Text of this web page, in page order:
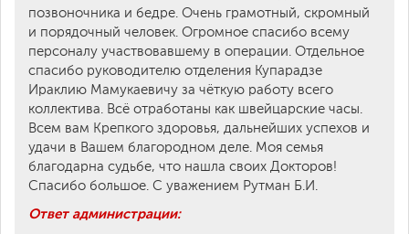
позвоночника и бедре. Очень грамотный, скромный
и порядочный человек. Огромное спасибо всему
персоналу участвовавшему в операции. Отдельное
спасибо руководителю отделения Купарадзе
Ираклию Мамукаевичу за чёткую работу всего
коллектива. Всё отработаны как швейцарские часы.
Всем вам Крепкого здоровья, дальнейших успехов и
удачи в Вашем благородном деле. Моя семья
благодарна судьбе, что нашла своих Докторов!
Спасибо большое. С уважением Рутман Б.И.
Ответ администрации: